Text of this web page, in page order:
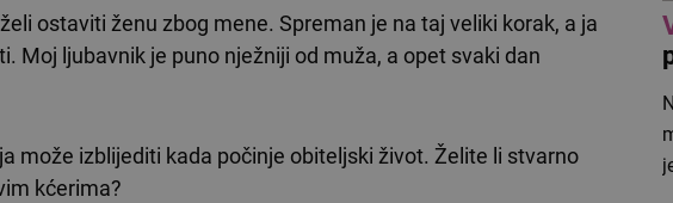
ostaviti ženu zbog mene. Spreman je na taj veliki korak, a ja
Moj ljubavnik je puno nježniji od muža, a opet svaki dan
može izblijediti kada počinje obiteljski život. Želite li stvarno
kćerima?